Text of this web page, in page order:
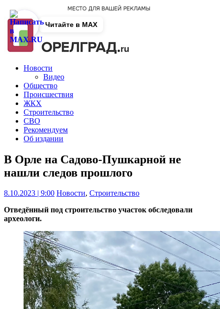
Новости
Видео
Общество
Происшествия
ЖКХ
Строительство
СВО
Рекомендуем
Об издании
В Орле на Садово-Пушкарной не
нашли следов прошлого
8.10.2023 | 9:00 Новости, Строительство
Отведённый под строительство участок обследовали
археологи.
Читайте в MAX